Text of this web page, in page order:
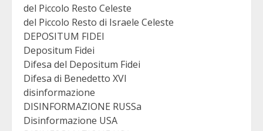
del Piccolo Resto Celeste
del Piccolo Resto di Israele Celeste
DEPOSITUM FIDEI
Depositum Fidei
Difesa del Depositum Fidei
Difesa di Benedetto XVI
disinformazione
DISINFORMAZIONE RUSSa
Disinformazione USA